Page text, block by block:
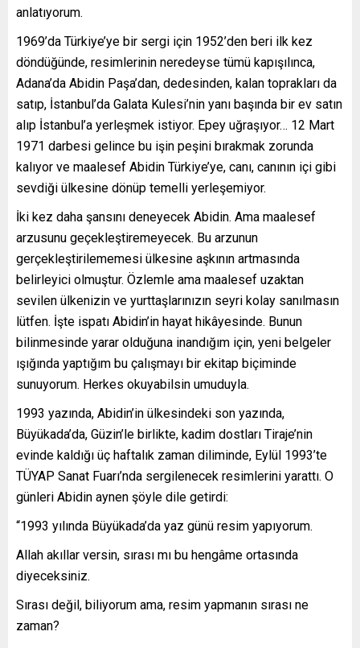
anlatıyorum.
1969’da Türkiye’ye bir sergi için 1952’den beri ilk kez
döndüğünde, resimlerinin neredeyse tümü kapışılınca,
Adana’da Abidin Paşa’dan, dedesinden, kalan toprakları da
satıp, İstanbul’da Galata Kulesi’nin yanı başında bir ev satın
alıp İstanbul’a yerleşmek istiyor. Epey uğraşıyor… 12 Mart
1971 darbesi gelince bu işin peşini bırakmak zorunda
kalıyor ve maalesef Abidin Türkiye’ye, canı, canının içi gibi
sevdiği ülkesine dönüp temelli yerleşemiyor.
İki kez daha şansını deneyecek Abidin. Ama maalesef
arzusunu geçekleştiremeyecek. Bu arzunun
gerçekleştirilememesi ülkesine aşkının artmasında
belirleyici olmuştur. Özlemle ama maalesef uzaktan
sevilen ülkenizin ve yurttaşlarınızın seyri kolay sanılmasın
lütfen. İşte ispatı Abidin’in hayat hikâyesinde. Bunun
bilinmesinde yarar olduğuna inandığım için, yeni belgeler
ışığında yaptığım bu çalışmayı bir ekitap biçiminde
sunuyorum. Herkes okuyabilsin umuduyla.
1993 yazında, Abidin’in ülkesindeki son yazında,
Büyükada’da, Güzin’le birlikte, kadim dostları Tiraje’nin
evinde kaldığı üç haftalık zaman diliminde, Eylül 1993’te
TÜYAP Sanat Fuarı’nda sergilenecek resimlerini yarattı. O
günleri Abidin aynen şöyle dile getirdi:
“1993 yılında Büyükada’da yaz günü resim yapıyorum.
Allah akıllar versin, sırası mı bu hengâme ortasında
diyeceksiniz.
Sırası değil, biliyorum ama, resim yapmanın sırası ne
zaman?